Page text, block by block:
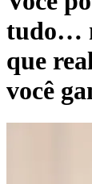
tudo…
que
você